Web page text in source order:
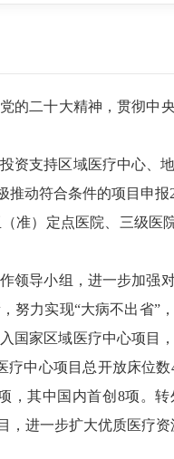
二十大精神，贯彻中
支持区域医疗中心、
动符合条件的项目申报
）定点医院、三级医
导小组，进一步加强
力实现“大病不出省”
家区域医疗中心项目
中心项目总开放床位数
其中国内首创8项。
进一步扩大优质医疗资